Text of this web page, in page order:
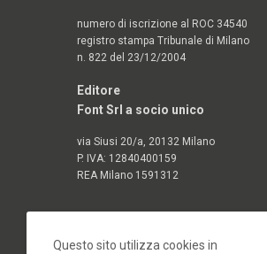
numero di iscrizione al ROC 34540
registro stampa Tribunale di Milano
n. 822 del 23/12/2004
Editore
Font Srl a socio unico
via Siusi 20/a, 20132 Milano
P. IVA: 12840400159
REA Milano 1591312
Questo sito utilizza cookies in